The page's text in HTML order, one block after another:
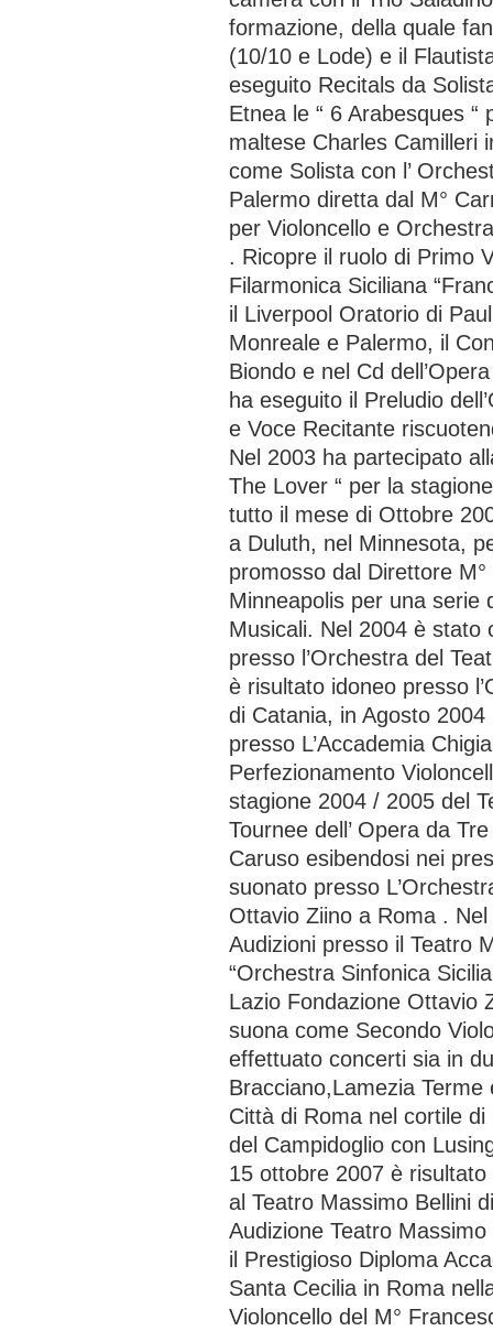
formazione, della quale
(10/10 e Lode) e il
eseguito Recitals da
Etnea le “ 6 Arabesques
maltese Charles Camilleri
come Solista con l’
Palermo diretta dal M°
per Violoncello e
. Ricopre il ruolo di Primo
Filarmonica Siciliana
il Liverpool Oratorio di
Monreale e Palermo, il
Biondo e nel Cd
ha eseguito il Preludio
e Voce Recitante
Nel 2003 ha partecipato
The Lover “ per la
tutto il mese di Ottobre
a Duluth, nel Minnesota,
promosso dal Direttore
Minneapolis per una serie
Musicali. Nel 2004 è stato
presso l’Orchestra del
è risultato idoneo presso
di Catania, in Agosto
presso L’Accademia
Perfezionamento
stagione 2004 / 2005 del
Tournee dell’ Opera da
Caruso esibendosi nei
suonato presso
Ottavio Ziino a Roma .
Audizioni presso il Teatro
“Orchestra Sinfonica
Lazio Fondazione Ottavio
suona come Secondo
effettuato concerti sia in
Bracciano,Lamezia
Città di Roma nel cortile
del Campidoglio con
15 ottobre 2007 è risultato
al Teatro Massimo Bellini
Audizione Teatro
il Prestigioso Diploma
Santa Cecilia in Roma
Violoncello del M°